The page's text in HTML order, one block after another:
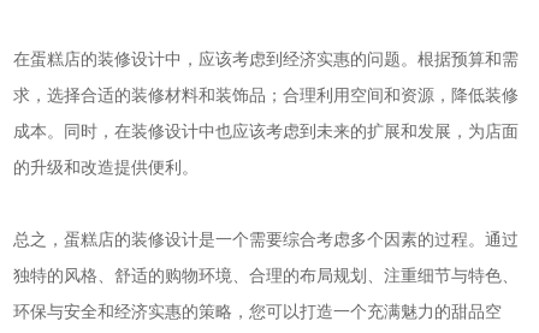
在蛋糕店的装修设计中，应该考虑到经济实惠的问题。根据预算和需
求，选择合适的装修材料和装饰品；合理利用空间和资源，降低装修
成本。同时，在装修设计中也应该考虑到未来的扩展和发展，为店面
的升级和改造提供便利。
总之，蛋糕店的装修设计是一个需要综合考虑多个因素的过程。通过
独特的风格、舒适的购物环境、合理的布局规划、注重细节与特色、
环保与安全和经济实惠的策略，您可以打造一个充满魅力的甜品空